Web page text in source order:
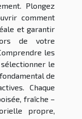
Plongez
comment
et garantir
de votre
les
le
de
Chaque
fraîche –
propre,